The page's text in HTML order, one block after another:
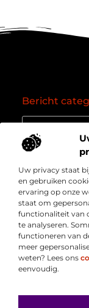
Uw privacy staat
en gebruiken
ervaring op onze
staat om
functionaliteit van
te analyseren.
functioneren van
meer
weten? Lees ons
eenvoudig.
Over
Bedrijf
” Jouw bron
Laat je
en waardevolle
bij
inspireert en
Onze
Bericht